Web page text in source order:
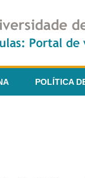
POLÍTICA